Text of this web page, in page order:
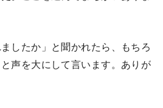
したか」と聞かれたら、もちろ
声を大にして言います。ありが